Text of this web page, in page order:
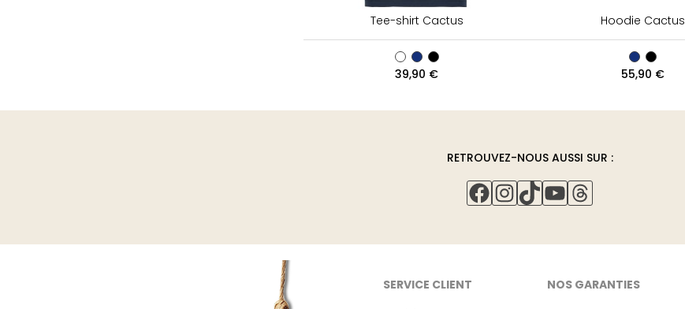
Tee-shirt Cactus
39,90 €
Hoodie Cactus
55,90 €
RETROUVEZ-NOUS AUSSI SUR :
FACEBOOK
INSTAGRAM
TIKTOKYOUTUBETHREADS
SERVICE CLIENT NOS GARANTIES